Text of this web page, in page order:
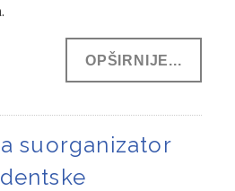
OPŠIRNIJE...
suorganizator